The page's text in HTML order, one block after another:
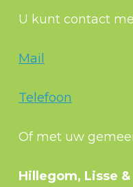
U kunt contact
Mail
Telefoon
Of met uw
Hillegom, Lisse